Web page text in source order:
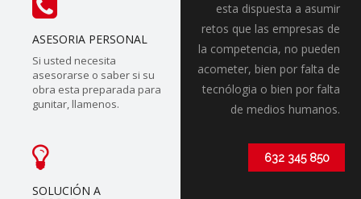
ASESORIA PERSONAL
Si usted necesita
asesorarse o saber si su
obra esta preparada para
gunitar, llamenos.
SOLUCIÓN A
esta dispuesta a asumir
retos que las empresas de
la competencia, no pueden
acometer, bien por falta de
tecnólogia o bien por falta
de medios humanos.
632 345 850